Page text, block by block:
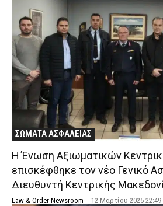
ΣΩΜΑΤΑ ΑΣΦΑΛΕΙΑΣ
Η Ένωση Αξιωματικών
επισκέφθηκε τον νέο Γενικό
Διευθυντή Κεντρικής
Law & Order Newsroom - 12 Μαρτίου 2025 22:49